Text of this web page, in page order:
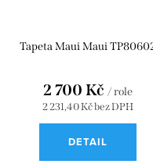
Tapeta Maui Maui
2 231,40 Kč bez DPH
2 700 Kč / role
DETAIL